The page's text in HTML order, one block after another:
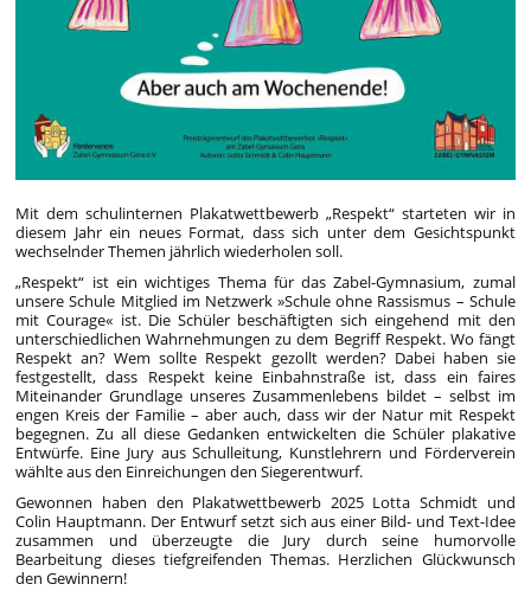
Mit dem schulinternen Plakatwettbewerb „Respekt“ starteten wir in
diesem Jahr ein neues Format, dass sich unter dem Gesichtspunkt
wechselnder Themen jährlich wiederholen soll.
„Respekt“ ist ein wichtiges Thema für das Zabel-Gymnasium, zumal
unsere Schule Mitglied im Netzwerk »Schule ohne Rassismus – Schule
mit Courage« ist. Die Schüler beschäftigten sich eingehend mit den
unterschiedlichen Wahrnehmungen zu dem Begriff Respekt. Wo fängt
Respekt an? Wem sollte Respekt gezollt werden? Dabei haben sie
festgestellt, dass Respekt keine Einbahnstraße ist, dass ein faires
Miteinander Grundlage unseres Zusammenlebens bildet – selbst im
engen Kreis der Familie – aber auch, dass wir der Natur mit Respekt
begegnen. Zu all diese Gedanken entwickelten die Schüler plakative
Entwürfe. Eine Jury aus Schulleitung, Kunstlehrern und Förderverein
wählte aus den Einreichungen den Siegerentwurf.
Gewonnen haben den Plakatwettbewerb 2025 Lotta Schmidt und
Colin Hauptmann. Der Entwurf setzt sich aus einer Bild- und Text-Idee
zusammen und überzeugte die Jury durch seine humorvolle
Bearbeitung dieses tiefgreifenden Themas. Herzlichen Glückwunsch
den Gewinnern!